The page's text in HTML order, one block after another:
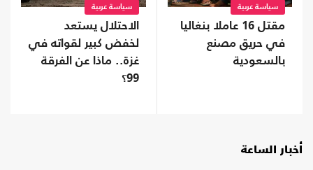
سياسة عربية
مقتل 16 عاملا بنغاليا
في حريق مصنع
بالسعودية
سياسة عربية
الاحتلال يستعد
لخفض كبير لقواته في
غزة.. ماذا عن الفرقة
99؟
أخبار الساعة